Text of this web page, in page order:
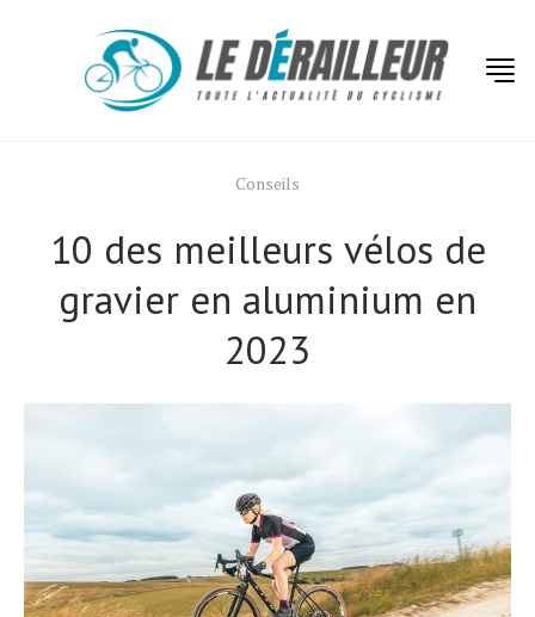
Conseils
10 des meilleurs vélos de
gravier en aluminium en
2023